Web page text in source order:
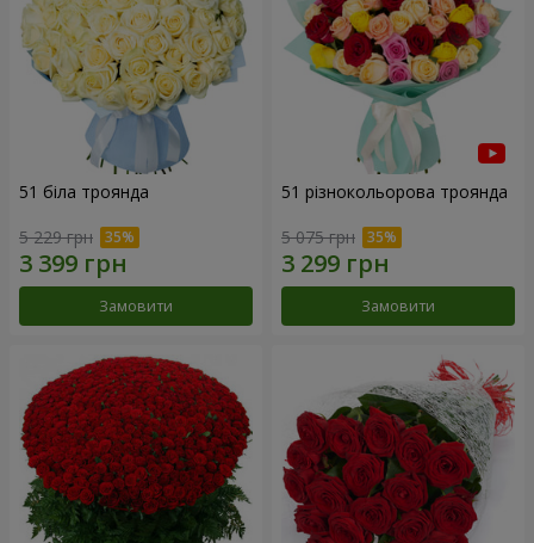
51 біла троянда
5 229 грн
Замовити
51 різнокольорова троянда
5 075 грн
Замовити